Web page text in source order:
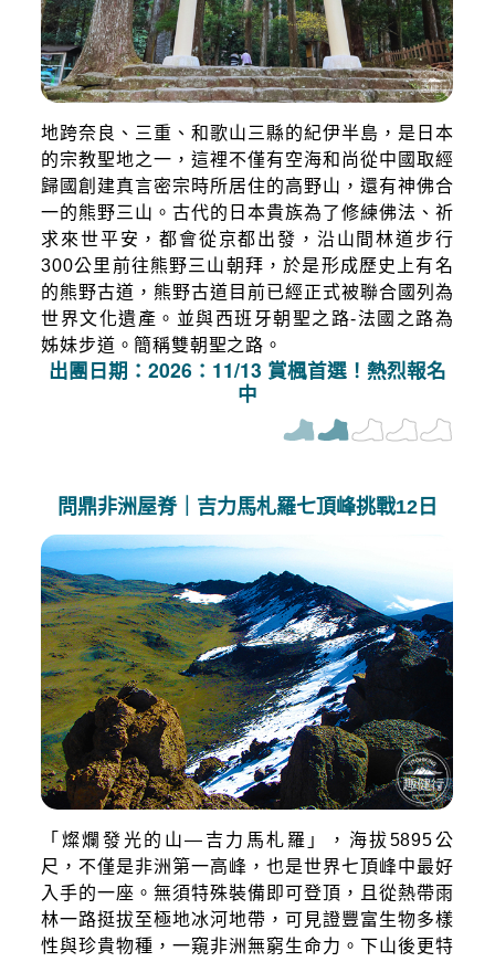
出團日期：2026：11/13 賞楓首選！熱烈報名
中
地跨奈良、三重、和歌山三縣的紀伊半島，是日本
的宗教聖地之一，這裡不僅有空海和尚從中國取經
歸國創建真言密宗時所居住的高野山，還有神佛合
一的熊野三山。古代的日本貴族為了修練佛法、祈
求來世平安，都會從京都出發，沿山間林道步行
300公里前往熊野三山朝拜，於是形成歷史上有名
的熊野古道，熊野古道目前已經正式被聯合國列為
世界文化遺產。並與西班牙朝聖之路-法國之路為
姊妹步道。簡稱雙朝聖之路。
問鼎非洲屋脊｜吉力馬札羅七頂峰挑戰12日
「燦爛發光的山—吉力馬札羅」，海拔5895公
尺，不僅是非洲第一高峰，也是世界七頂峰中最好
入手的一座。無須特殊裝備即可登頂，且從熱帶雨
林一路挺拔至極地冰河地帶，可見證豐富生物多樣
性與珍貴物種，一窺非洲無窮生命力。下山後更特